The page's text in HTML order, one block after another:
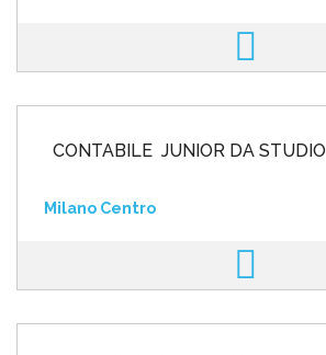
CONTABILE JUNIOR DA STUDIO
Milano Centro